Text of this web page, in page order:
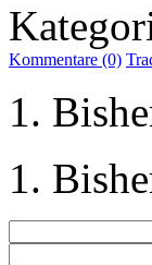
Kommentare (0)